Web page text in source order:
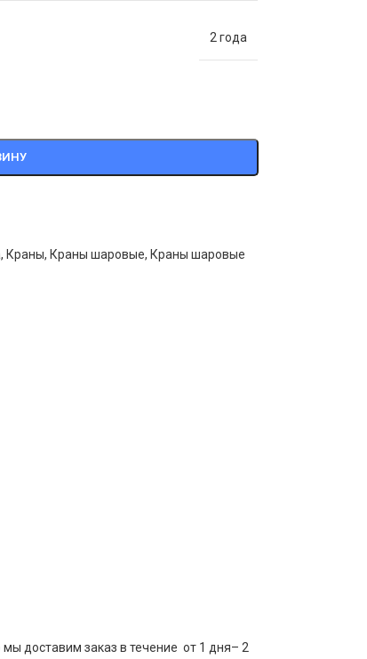
2 года
, Краны, Краны шаровые, Краны шаровые
доставим заказ в течение от 1 дня– 2